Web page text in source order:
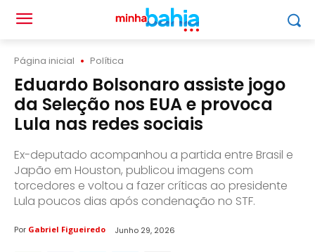
Página inicial Política
Eduardo Bolsonaro assiste jogo
da Seleção nos EUA e provoca
Lula nas redes sociais
Ex-deputado acompanhou a partida entre Brasil e
Japão em Houston, publicou imagens com
torcedores e voltou a fazer críticas ao presidente
Lula poucos dias após condenação no STF.
Por Gabriel Figueiredo Junho 29, 2026